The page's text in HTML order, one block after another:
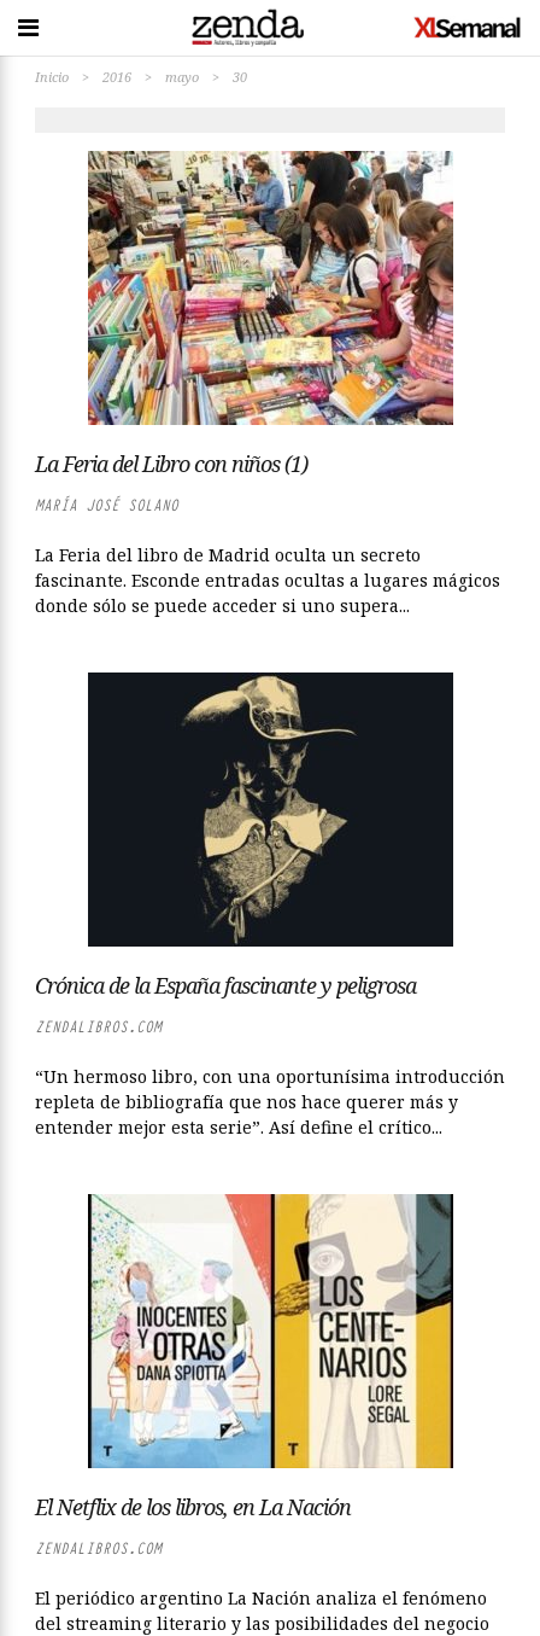
Inicio > 2016 > mayo > 30
La Feria del Libro con niños (1)
MARÍA JOSÉ SOLANO
La Feria del libro de Madrid oculta un secreto
fascinante. Esconde entradas ocultas a lugares mágicos
donde sólo se puede acceder si uno supera...
Crónica de la España fascinante y peligrosa
ZENDALIBROS.COM
“Un hermoso libro, con una oportunísima introducción
repleta de bibliografía que nos hace querer más y
entender mejor esta serie”. Así define el crítico...
El Netflix de los libros, en La Nación
ZENDALIBROS.COM
El periódico argentino La Nación analiza el fenómeno
del streaming literario y las posibilidades del negocio